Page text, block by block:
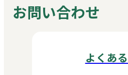
お問い合わせ
よくあ